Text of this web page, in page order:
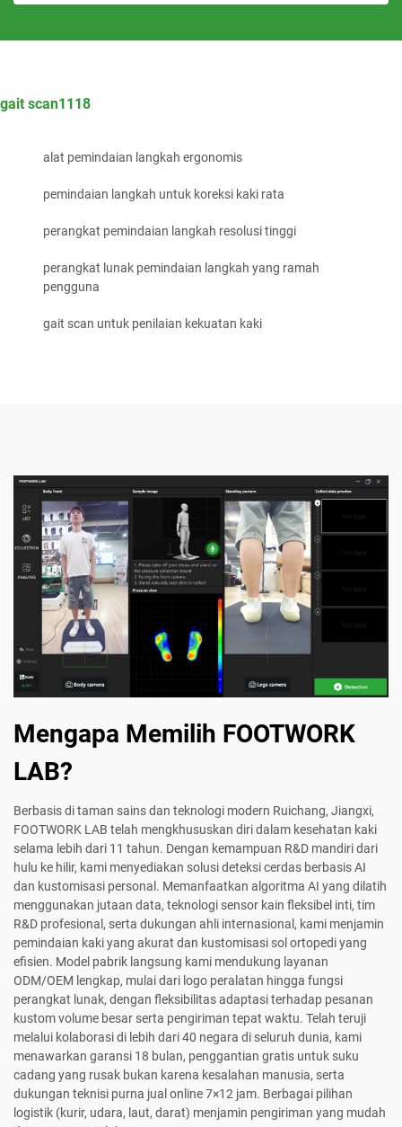
gait scan1118
alat pemindaian langkah ergonomis
pemindaian langkah untuk koreksi kaki rata
perangkat pemindaian langkah resolusi tinggi
perangkat lunak pemindaian langkah yang ramah
pengguna
gait scan untuk penilaian kekuatan kaki
Mengapa Memilih FOOTWORK
LAB?
Berbasis di taman sains dan teknologi modern Ruichang, Jiangxi,
FOOTWORK LAB telah mengkhususkan diri dalam kesehatan kaki
selama lebih dari 11 tahun. Dengan kemampuan R&D mandiri dari
hulu ke hilir, kami menyediakan solusi deteksi cerdas berbasis AI
dan kustomisasi personal. Memanfaatkan algoritma AI yang dilatih
menggunakan jutaan data, teknologi sensor kain fleksibel inti, tim
R&D profesional, serta dukungan ahli internasional, kami menjamin
pemindaian kaki yang akurat dan kustomisasi sol ortopedi yang
efisien. Model pabrik langsung kami mendukung layanan
ODM/OEM lengkap, mulai dari logo peralatan hingga fungsi
perangkat lunak, dengan fleksibilitas adaptasi terhadap pesanan
kustom volume besar serta pengiriman tepat waktu. Telah teruji
melalui kolaborasi di lebih dari 40 negara di seluruh dunia, kami
menawarkan garansi 18 bulan, penggantian gratis untuk suku
cadang yang rusak bukan karena kesalahan manusia, serta
dukungan teknisi purna jual online 7×12 jam. Berbagai pilihan
logistik (kurir, udara, laut, darat) menjamin pengiriman yang mudah